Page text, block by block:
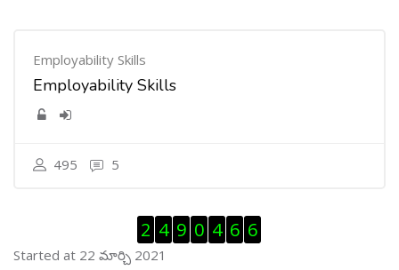
Employability Skills
Employability Skills
495 5
Visitor Counter ను తప్పించు
2 4 9 0 4 6 6
Started at 22 మార్చి 2021